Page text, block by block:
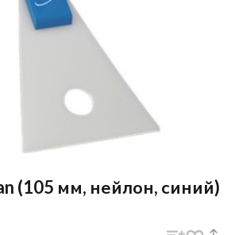
(105 мм, нейлон, синий)